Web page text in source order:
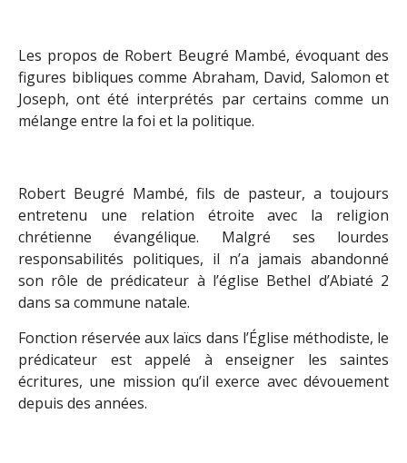
Les propos de Robert Beugré Mambé, évoquant des
figures bibliques comme Abraham, David, Salomon et
Joseph, ont été interprétés par certains comme un
mélange entre la foi et la politique.
Robert Beugré Mambé, fils de pasteur, a toujours
entretenu une relation étroite avec la religion
chrétienne évangélique. Malgré ses lourdes
responsabilités politiques, il n’a jamais abandonné
son rôle de prédicateur à l’église Bethel d’Abiaté 2
dans sa commune natale.
Fonction réservée aux laïcs dans l’Église méthodiste, le
prédicateur est appelé à enseigner les saintes
écritures, une mission qu’il exerce avec dévouement
depuis des années.